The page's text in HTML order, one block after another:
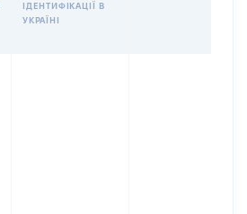
ІДЕНТИФІКАЦІЇ В
УКРАЇНІ